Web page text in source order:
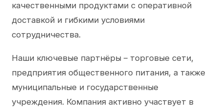
качественными продуктами с оперативной
доставкой и гибкими условиями
сотрудничества.
Наши ключевые партнёры – торговые сети,
предприятия общественного питания, а также
муниципальные и государственные
учреждения. Компания активно участвует в